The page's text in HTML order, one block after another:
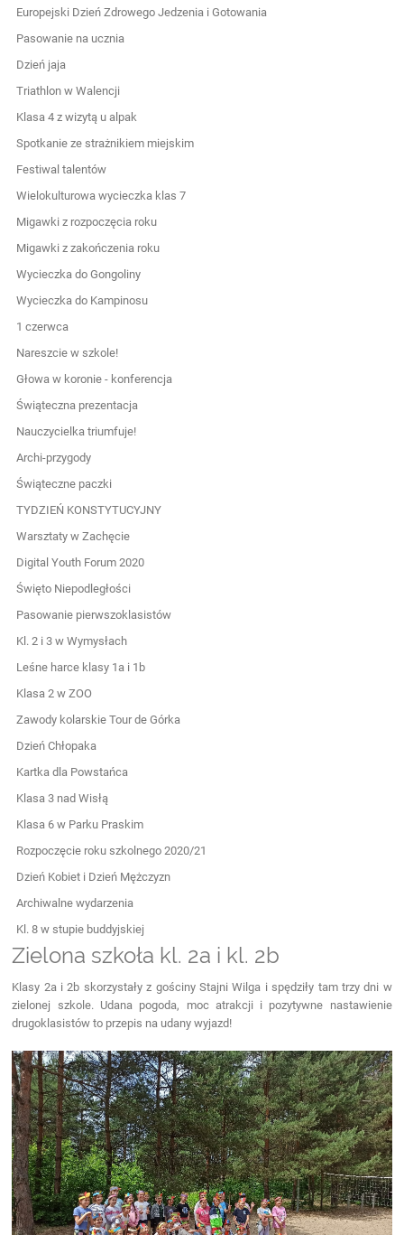
Europejski Dzień Zdrowego Jedzenia i Gotowania
Pasowanie na ucznia
Dzień jaja
Triathlon w Walencji
Klasa 4 z wizytą u alpak
Spotkanie ze strażnikiem miejskim
Festiwal talentów
Wielokulturowa wycieczka klas 7
Migawki z rozpoczęcia roku
Migawki z zakończenia roku
Wycieczka do Gongoliny
Wycieczka do Kampinosu
1 czerwca
Nareszcie w szkole!
Głowa w koronie - konferencja
Świąteczna prezentacja
Nauczycielka triumfuje!
Archi-przygody
Świąteczne paczki
TYDZIEŃ KONSTYTUCYJNY
Warsztaty w Zachęcie
Digital Youth Forum 2020
Święto Niepodległości
Pasowanie pierwszoklasistów
Kl. 2 i 3 w Wymysłach
Leśne harce klasy 1a i 1b
Klasa 2 w ZOO
Zawody kolarskie Tour de Górka
Dzień Chłopaka
Kartka dla Powstańca
Klasa 3 nad Wisłą
Klasa 6 w Parku Praskim
Rozpoczęcie roku szkolnego 2020/21
Dzień Kobiet i Dzień Mężczyzn
Archiwalne wydarzenia
Kl. 8 w stupie buddyjskiej
Zielona szkoła kl. 2a i kl. 2b
Klasy 2a i 2b skorzystały z gościny Stajni Wilga i spędziły tam trzy dni w
zielonej szkole. Udana pogoda, moc atrakcji i pozytywne nastawienie
drugoklasistów to przepis na udany wyjazd!